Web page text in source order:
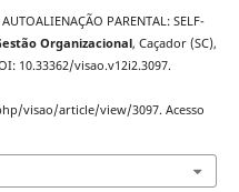
PARENTAL: SELF-
Organizacional, Caçador (SC),
10.33362/visao.v12i2.3097.
visao/article/view/3097. Acesso